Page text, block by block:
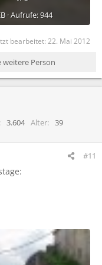
· Aufrufe: 944
bearbeitet: 22. Mai 2012
weitere Person
3.604 Alter
39
#11